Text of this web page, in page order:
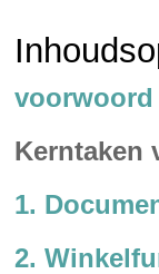
voorwoord
Kerntaken
1.
2.